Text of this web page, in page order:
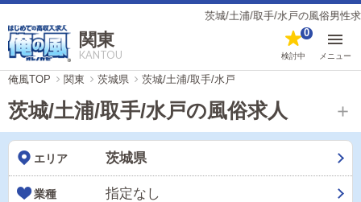
茨城/土浦/取手/水戸の風俗男性求人・高収入
関東
KANTOU 検討中
0
メニュー
俺風TOP 関東 茨城県 茨城/土浦/取手/水戸
茨城/土浦/取手/水戸の風俗求人
エリア 茨城県
業種 指定なし